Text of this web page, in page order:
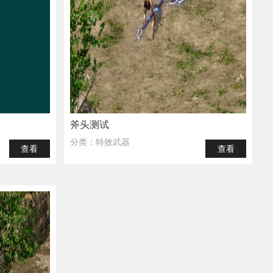
查看
斧头测试
分类：特效武器
查看